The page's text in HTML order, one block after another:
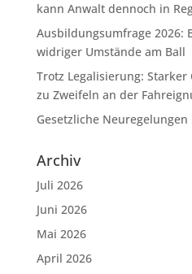
kann Anwalt dennoch in
Ausbildungsumfrage 2026:
widriger Umstände am Ball
Trotz Legalisierung:
zu Zweifeln an der
Gesetzliche
Archiv
Juli 2026
Juni 2026
Mai 2026
April 2026